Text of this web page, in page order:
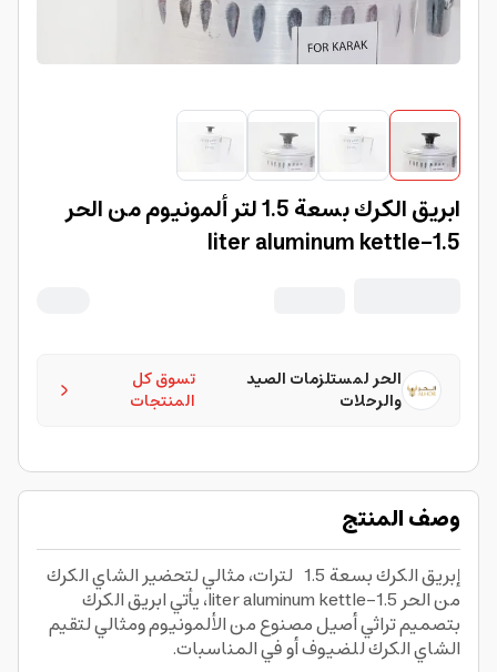
ابريق الكرك بسعة 1.5 لتر ألمونيوم من الحر
1.5-liter aluminum kettle
تسوق كل
المنتجات
الحر لمستلزمات الصيد
والرحلات
وصف المنتج
إبريق الكرك بسعة 1.5 لترات، مثالي لتحضير الشاي الكرك
من الحر 1.5-liter aluminum kettle، يأتي ابريق الكرك
بتصميم تراثي أصيل مصنوع من الألمونيوم ومثالي لتقيم
الشاي الكرك للضيوف أو في المناسبات.